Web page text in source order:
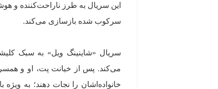
این سریال به طرز ناراحت‌کننده و
سرکوب شده بازسازی می‌کند.
سریال «شاینینگ ویل» به سبک
می‌کند. پس از خیانت پت، او و
خانواده‌اشان را نجات دهند؛ به